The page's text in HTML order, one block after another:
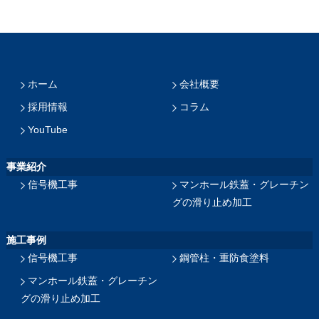
ホーム 会社概要
採用情報 コラム
YouTube
事業紹介
信号機工事
マンホール鉄蓋・グレーチン
グの滑り止め加工
施工事例
信号機工事
鋼管柱・重防食塗料
マンホール鉄蓋・グレーチン
グの滑り止め加工